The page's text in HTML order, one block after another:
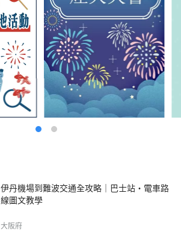
伊丹機場到難波交通全攻略｜巴士站・電車路
線圖文教學
大阪府